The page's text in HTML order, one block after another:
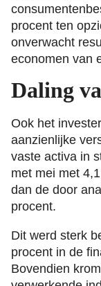
procent ten
onverwacht
economen van
Daling
Ook het
aanzienlijke
vaste activa in
met mei met
dan de door
procent.
Dit werd sterk
procent in de
Bovendien